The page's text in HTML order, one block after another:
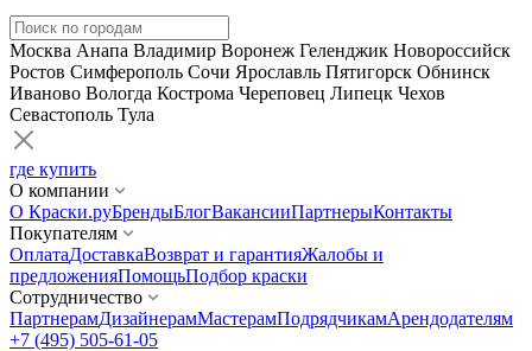
Москва Анапа Владимир Воронеж Геленджик Новороссийск
Ростов Симферополь Сочи Ярославль Пятигорск Обнинск
Иваново Вологда Кострома Череповец Липецк Чехов
Севастополь Тула
где купить
О компании
О Краски.руБрендыБлогВакансииПартнерыКонтакты
Покупателям
ОплатаДоставкаВозврат и гарантияЖалобы и
предложенияПомощьПодбор краски
Сотрудничество
ПартнерамДизайнерамМастерамПодрядчикамАрендодателям
+7 (495) 505-61-05